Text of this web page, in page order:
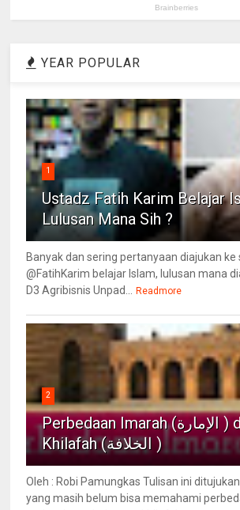
YEAR POPULAR
1
Ustadz Fatih Karim Belajar
Lulusan Mana Sih ?
Banyak dan sering pertanyaan diajukan ke
@FatihKarim belajar Islam, lulusan mana
D3 Agribisnis Unpad... Readmore
2
Perbedaan Imarah (الإمارة ) dan
Khilafah (الخلافة )
Oleh : Robi Pamungkas Tulisan ini
yang masih belum bisa memahami